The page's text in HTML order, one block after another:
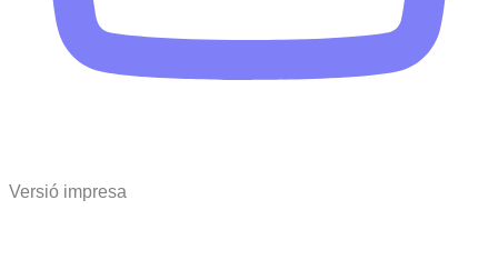
Versió impresa